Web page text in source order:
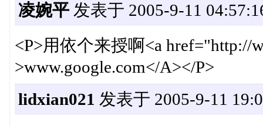
凌婉平发表于 2005-9-11
<P>用依个来授啊<a href="http://
>www.google.com</A></P>
lidxian021 发表于 2005-9-11